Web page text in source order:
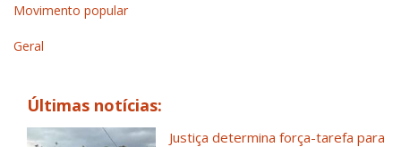
Movimento popular
Geral
Últimas notícias:
Justiça determina força-tarefa para